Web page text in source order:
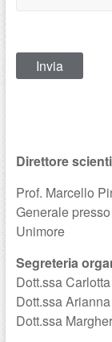
Direttore
Prof. Marcello
Generale
Unimore
Segreteria
Dott.ssa
Dott.ssa
Dott.ssa